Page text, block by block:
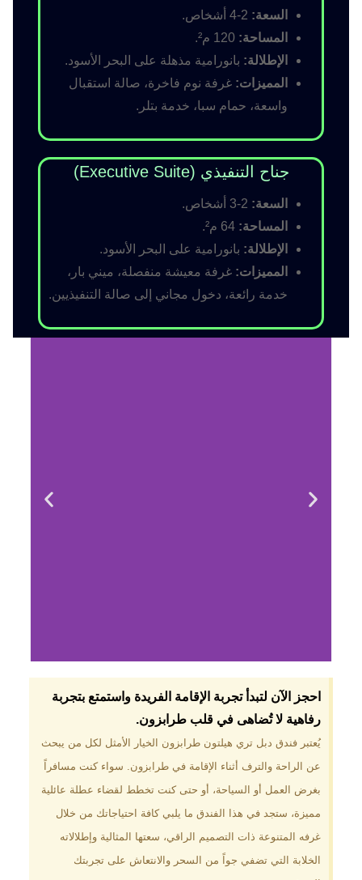
السعة:
المساحة:
الإطلالة: بانورامية مذهلة على البحر الأسود.
المميزات: غرفة نوم فاخرة، صالة استقبال
واسعة، حمام سبا، خدمة بتلر.
جناح التنفيذي (Executive Suite)
السعة:
المساحة:
الإطلالة: بانورامية على البحر الأسود.
المميزات: غرفة معيشة منفصلة، ميني بار،
خدمة رائعة، دخول مجاني إلى صالة التنفيذيين.
لماذا تختار فندق دبل
تري هيلتون
طرابزون؟
موقع مميز في قلب طرابزون بالقرب
من أهم المعالم السياحية. إطلالات
الخضراء. مرافق متكاملة تشمل
مسبحًا داخليًا، سبا، صالة ألعاب
رياضية، ومطاعم عالمية.
احجز الآن لتبدأ تجربة الإقامة الفريدة واستمتع بتجربة
رفاهية لا تُضاهى في قلب طرابزون.​
يُعتبر فندق دبل تري هيلتون طرابزون الخيار الأمثل لكل من يبحث
عن الراحة والترف أثناء الإقامة في طرابزون. سواء كنت مسافراً
بغرض العمل أو السياحة، أو حتى كنت تخطط لقضاء عطلة عائلية
مميزة، ستجد في هذا الفندق ما يلبي كافة احتياجاتك من خلال
غرفه المتنوعة ذات التصميم الراقي، سعتها المثالية وإطلالاته
الخلابة التي تضفي جواً من السحر والانتعاش على تجربتك